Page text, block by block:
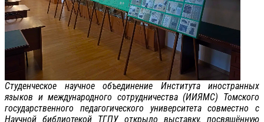
Студенческое научное объединение Института иностранных
языков и международного сотрудничества (ИИЯМС) Томского
государственного педагогического университета совместно с
Научной библиотекой ТГПУ открыло выставку, посвящённую